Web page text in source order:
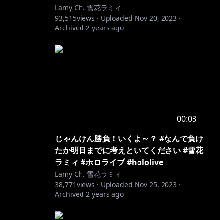
Lamy Ch. 雪花ラミィ
93,515views · Uploaded Nov 20, 2023 ·
Archived 2 years ago
00:08
じゃんけん勝負！いくよ～？ #なんで負け
たか明日までに考えといてください #雪花
ラミィ #ホロライブ #hololive
Lamy Ch. 雪花ラミィ
38,771views · Uploaded Nov 25, 2023 ·
Archived 2 years ago